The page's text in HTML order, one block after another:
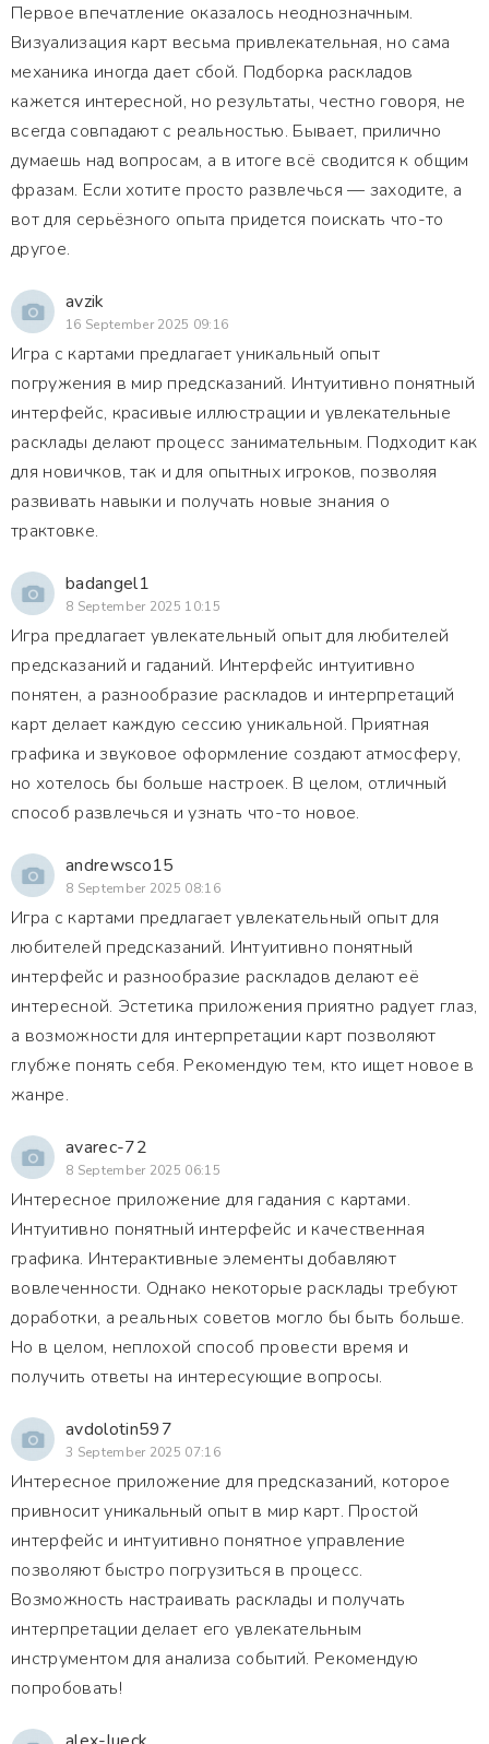
Первое впечатление оказалось неоднозначным.
Визуализация карт весьма привлекательная, но сама
механика иногда дает сбой. Подборка раскладов
кажется интересной, но результаты, честно говоря, не
всегда совпадают с реальностью. Бывает, прилично
думаешь над вопросам, а в итоге всё сводится к общим
фразам. Если хотите просто развлечься — заходите, а
вот для серьёзного опыта придется поискать что-то
другое.
avzik
16 September 2025 09:16
Игра с картами предлагает уникальный опыт
погружения в мир предсказаний. Интуитивно понятный
интерфейс, красивые иллюстрации и увлекательные
расклады делают процесс занимательным. Подходит как
для новичков, так и для опытных игроков, позволяя
развивать навыки и получать новые знания о
трактовке.
badangel1
8 September 2025 10:15
Игра предлагает увлекательный опыт для любителей
предсказаний и гаданий. Интерфейс интуитивно
понятен, а разнообразие раскладов и интерпретаций
карт делает каждую сессию уникальной. Приятная
графика и звуковое оформление создают атмосферу,
но хотелось бы больше настроек. В целом, отличный
способ развлечься и узнать что-то новое.
andrewsco15
8 September 2025 08:16
Игра с картами предлагает увлекательный опыт для
любителей предсказаний. Интуитивно понятный
интерфейс и разнообразие раскладов делают её
интересной. Эстетика приложения приятно радует глаз,
а возможности для интерпретации карт позволяют
глубже понять себя. Рекомендую тем, кто ищет новое в
жанре.
avarec-72
8 September 2025 06:15
Интересное приложение для гадания с картами.
Интуитивно понятный интерфейс и качественная
графика. Интерактивные элементы добавляют
вовлеченности. Однако некоторые расклады требуют
доработки, а реальных советов могло бы быть больше.
Но в целом, неплохой способ провести время и
получить ответы на интересующие вопросы.
avdolotin597
3 September 2025 07:16
Интересное приложение для предсказаний, которое
привносит уникальный опыт в мир карт. Простой
интерфейс и интуитивно понятное управление
позволяют быстро погрузиться в процесс.
Возможность настраивать расклады и получать
интерпретации делает его увлекательным
инструментом для анализа событий. Рекомендую
попробовать!